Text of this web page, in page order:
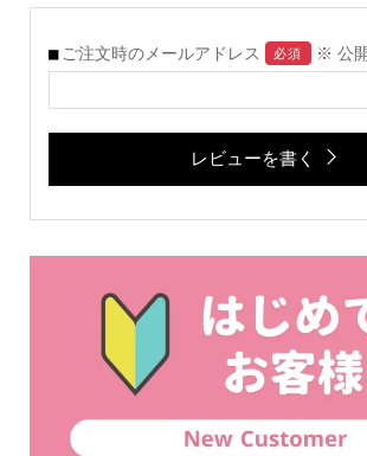
ご注文時のメールアドレス 必須 ※ 公
レビューを書く